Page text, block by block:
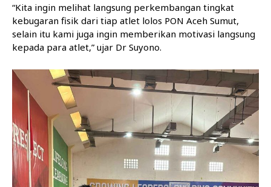
“Kita ingin melihat langsung perkembangan tingkat
kebugaran fisik dari tiap atlet lolos PON Aceh Sumut,
selain itu kami juga ingin memberikan motivasi langsung
kepada para atlet,” ujar Dr Suyono.